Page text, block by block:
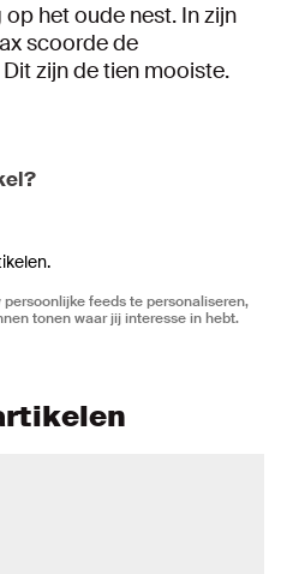
het oude nest. In zijn
scoorde de
zijn de tien mooiste.
feeds te personaliseren,
tonen waar jij interesse in hebt.